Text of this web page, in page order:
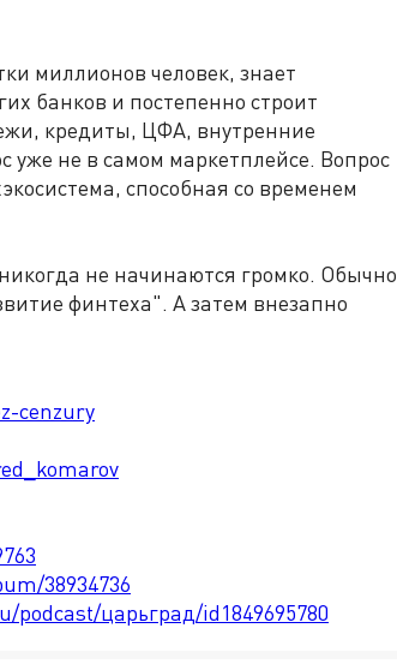
миллионов человек, знает
банков и постепенно строит
кредиты, ЦФА, внутренние
уже не в самом маркетплейсе. Вопрос
способная со временем
не начинаются громко. Обычно
финтеха". А затем внезапно
cenzury
38934736
царьград/id1849695780